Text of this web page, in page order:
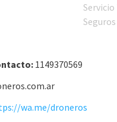
Servicio
Seguros
1149370569
wa.me/droneros